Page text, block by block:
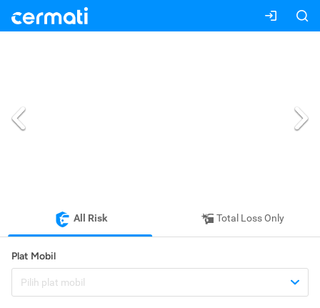
All Risk Total Loss Only
Plat Mobil
Pilih plat mobil